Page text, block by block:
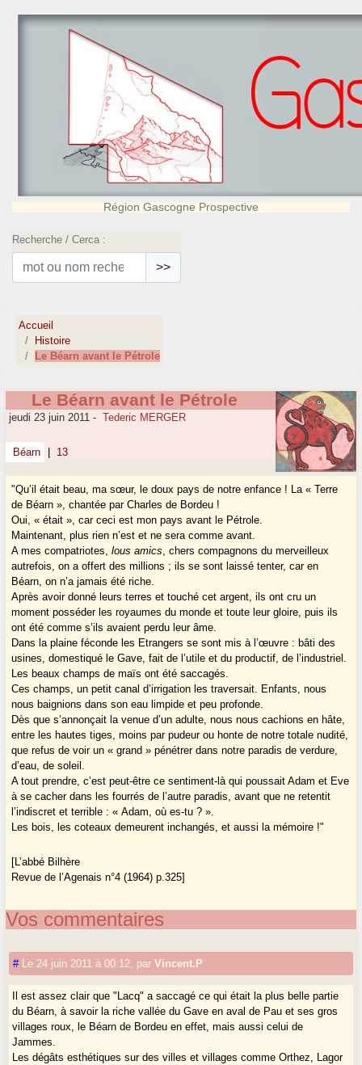
Région Gascogne Prospective
Recherche / Cerca :
>>
Accueil
Histoire
Le Béarn avant le Pétrole
Le Béarn avant le Pétrole
jeudi 23 juin 2011 - Tederic MERGER
Béarn 13
"Qu’il était beau, ma sœur, le doux pays de notre enfance ! La « Terre
de Béarn », chantée par Charles de Bordeu !
Oui, « était », car ceci est mon pays avant le Pétrole.
Maintenant, plus rien n’est et ne sera comme avant.
A mes compatriotes,lous amics, chers compagnons du merveilleux
autrefois, on a offert des millions ; ils se sont laissé tenter, car en
Béarn, on n’a jamais été riche.
Après avoir donné leurs terres et touché cet argent, ils ont cru un
moment posséder les royaumes du monde et toute leur gloire, puis ils
ont été comme s’ils avaient perdu leur âme.
Dans la plaine féconde les Etrangers se sont mis à l’œuvre : bâti des
usines, domestiqué le Gave, fait de l’utile et du productif, de l’industriel.
Les beaux champs de maïs ont été saccagés.
Ces champs, un petit canal d’irrigation les traversait. Enfants, nous
nous baignions dans son eau limpide et peu profonde.
Dès que s’annonçait la venue d’un adulte, nous nous cachions en hâte,
entre les hautes tiges, moins par pudeur ou honte de notre totale nudité,
que refus de voir un « grand » pénétrer dans notre paradis de verdure,
d’eau, de soleil.
A tout prendre, c’est peut-être ce sentiment-là qui poussait Adam et Eve
à se cacher dans les fourrés de l’autre paradis, avant que ne retentit
l’indiscret et terrible : « Adam, où es-tu ? ».
Les bois, les coteaux demeurent inchangés, et aussi la mémoire !"
[L’abbé Bilhère
Revue de l’Agenais n°4 (1964) p.325]
Vos commentaires
# Le 24 juin 2011 à 00:12 parVincent.P
Il est assez clair que "Lacq" a saccagé ce qui était la plus belle partie
du Béarn, à savoir la riche vallée du Gave en aval de Pau et ses gros
villages roux, le Béarn de Bordeu en effet, mais aussi celui de
Jammes.
Les dégâts esthétiques sur des villes et villages comme Orthez, Lagor